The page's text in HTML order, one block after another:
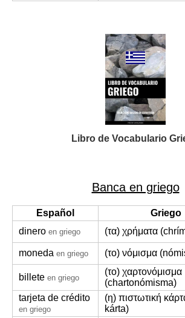
Libro de Vocabulario
Banca en griego
Español
Griego
dinero en griego (τα) χρήματα
moneda en griego (το) νόμισμα
billete en griego
(το) χαρτονόμισμα
(chartonómisma)
tarjeta de crédito
en griego
(η) πιστωτική
kárta)